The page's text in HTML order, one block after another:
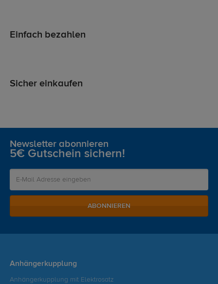
Einfach bezahlen
Sicher einkaufen
Newsletter abonnieren
5€ Gutschein sichern!
ABONNIEREN
Anhängerkupplung
Anhängerkupplung mit Elektrosatz